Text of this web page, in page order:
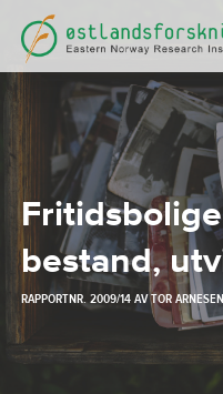
bestand,
RAPPORTNR. 2009/14 AVTOR ARNESEN